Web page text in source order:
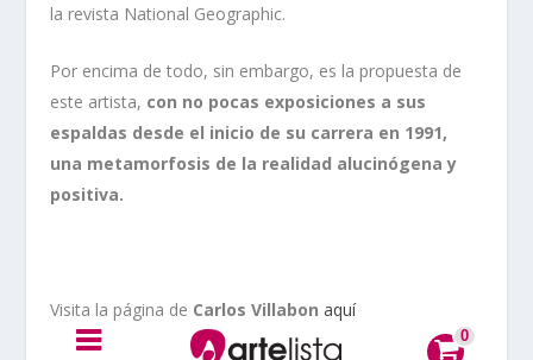
la revista National Geographic.
Por encima de todo, sin embargo, es la propuesta de
este artista, con no pocas exposiciones a sus
espaldas desde el inicio de su carrera en 1991,
una metamorfosis de la realidad alucinógena y
positiva.
Visita la página de Carlos Villabon aquí